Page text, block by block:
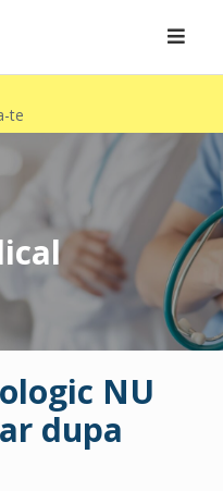
te
NU
dupa